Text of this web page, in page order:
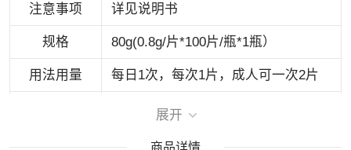
注意事项 详见说明书
规格 80g(0.8g/片*100片/瓶*1瓶）
用法用量 每日1次，每次1片，成人可一次2片
需要补充多种维生素矿物质的成人
展开
商品详情